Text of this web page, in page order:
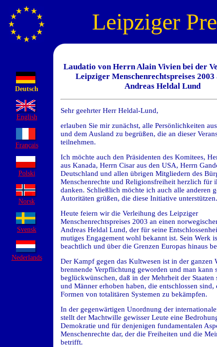
Leipziger
Deutsch
English
Français
Polski
Norsk
Svensk
Nederlands
Laudatio von Herrn Alain Vivien bei der
Leipziger Menschenrechtspreises
Andreas Heldal Lund
Sehr geehrter Herr Heldal-Lund,
erlauben Sie mir zunächst, alle Persönlichkeiten
und dem Ausland zu begrüßen, die an dieser
teilnehmen.
Ich möchte auch den Präsidenten des Komitees,
aus Kanada, Herrn Cisar aus den USA, Herrn
Deutschland und allen übrigen Mitgliedern des
Menschenrechte und Religionsfreiheit herzlich für
danken. Schließlich möchte ich auch alle anderen
Autoritäten grüßen, die diese Initiative unterstützen.
Heute feiern wir die Verleihung des Leipziger
Menschenrechtspreises 2003 an einen
Andreas Heldal Lund, der für seine
mutiges Engagement wohl bekannt ist. Sein Werk
beachtlich und über die Grenzen Europas hinaus
Der Kampf gegen das Kultwesen ist in der ganzen
brennende Verpflichtung geworden und man kann
beglückwünschen, daß in der Mehrheit der Staaten
und Männer erhoben haben, die entschlossen sind,
Formen von totalitären Systemen zu bekämpfen.
In der gegenwärtigen Unordnung der
stellt der Machtwille gewisser Leute eine
Demokratie und für denjenigen fundamentalen
Menschenrechte dar, der die Freiheiten und die
betrifft.